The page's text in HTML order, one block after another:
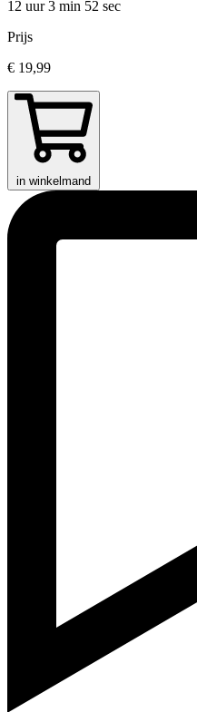
12 uur 3 min 52 sec
Prijs
€ 19,99
in winkelmand